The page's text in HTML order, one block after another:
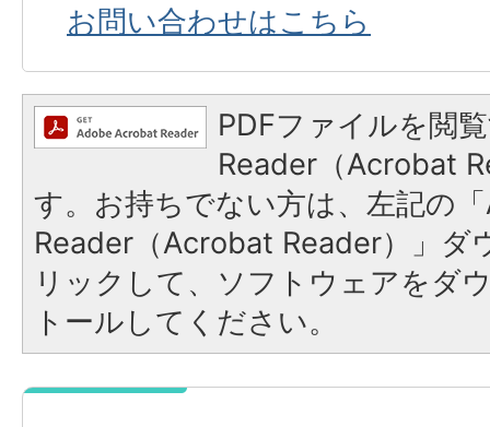
お問い合わせはこちら
PDFファイルを閲
Reader（Acrobat
す。お持ちでない方は、左記の
Reader（Acrobat Reader）」ダ
リックして、ソフトウェアをダ
トールしてください。